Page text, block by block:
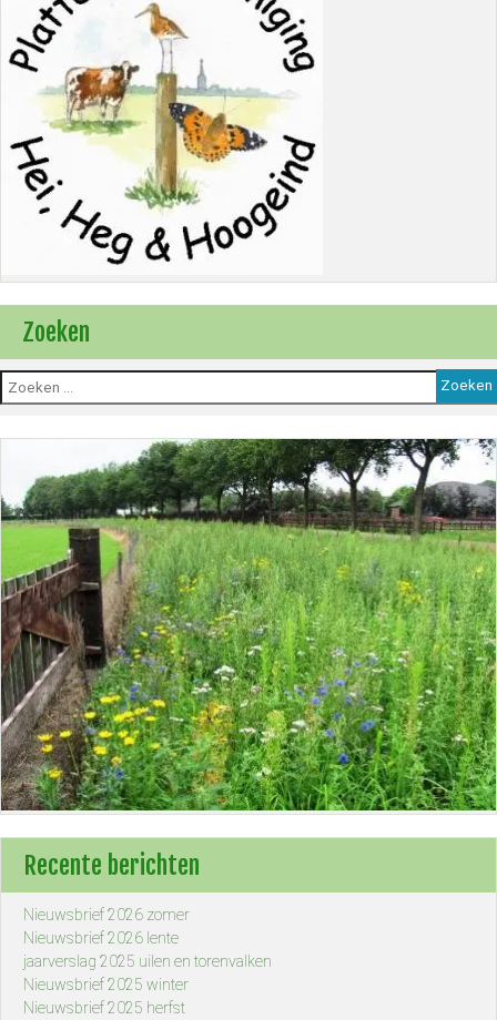
Zoeken
Zoeken
naar:
Recente berichten
Nieuwsbrief 2026 zomer
Nieuwsbrief 2026 lente
jaarverslag 2025 uilen en torenvalken
Nieuwsbrief 2025 winter
Nieuwsbrief 2025 herfst